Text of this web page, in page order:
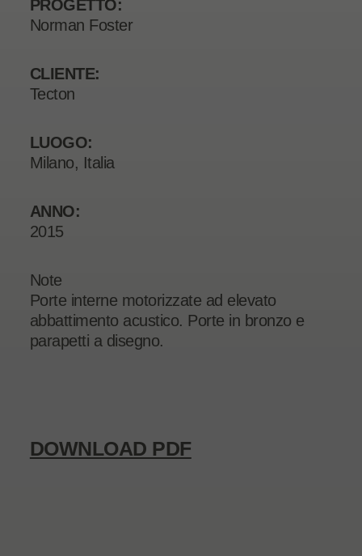
PROGETTO:
Norman Foster
CLIENTE:
Tecton
LUOGO:
Milano, Italia
ANNO:
2015
Note
Porte interne motorizzate ad elevato
abbattimento acustico. Porte in bronzo e
parapetti a disegno.
DOWNLOAD PDF